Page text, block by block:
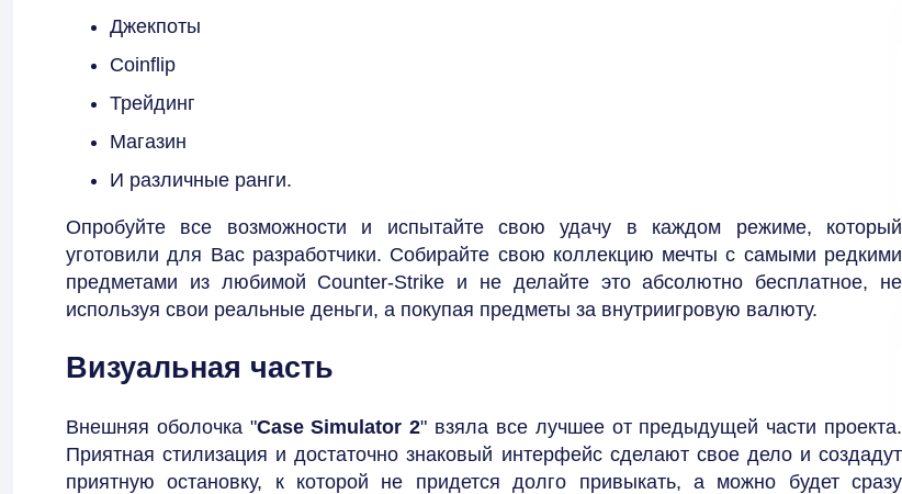
Джекпоты
Coinflip
Трейдинг
Магазин
И различные ранги.
Опробуйте все возможности и испытайте свою удачу в каждом режиме, который
уготовили для Вас разработчики. Собирайте свою коллекцию мечты с самыми редкими
предметами из любимой Counter-Strike и не делайте это абсолютно бесплатное, не
используя свои реальные деньги, а покупая предметы за внутриигровую валюту.
Визуальная часть
Внешняя оболочка "Case Simulator 2" взяла все лучшее от предыдущей части проекта.
Приятная стилизация и достаточно знаковый интерфейс сделают свое дело и создадут
приятную остановку, к которой не придется долго привыкать, а можно будет сразу